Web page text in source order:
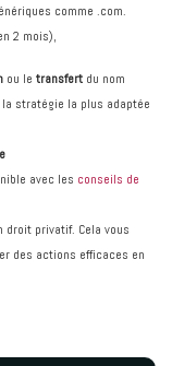
comme .com.
2 mois),
ou le transfert du nom
stratégie la plus adaptée
avec les conseils de
droit privatif. Cela vous
des actions efficaces en